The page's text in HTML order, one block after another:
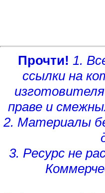
Прочти! 1.
ссылки на
праве и
2. Материалы
3. Ресурс не